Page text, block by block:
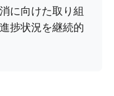
に向けた取り組
捗状況を継続的